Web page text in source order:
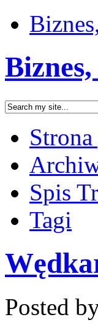
Strona
Spis
Tagi
Posted